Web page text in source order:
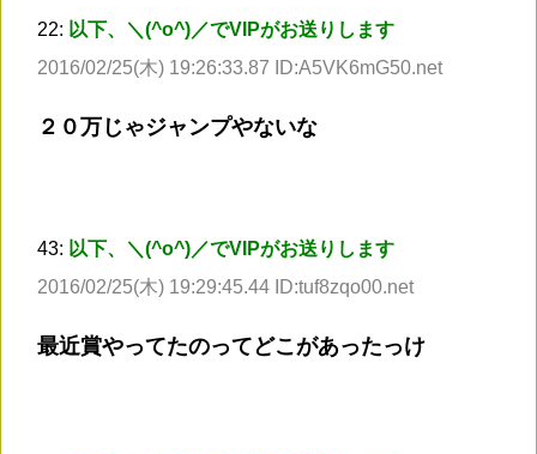
22: 以下、＼(^o^)／でVIPがお送りします
2016/02/25(木) 19:26:33.87 ID:A5VK6mG50.net
２０万じゃジャンプやないな
43: 以下、＼(^o^)／でVIPがお送りします
2016/02/25(木) 19:29:45.44 ID:tuf8zqo00.net
最近賞やってたのってどこがあったっけ